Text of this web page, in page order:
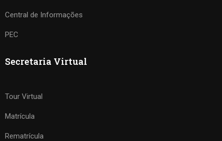
Central de Informações
PEC
Secretaria Virtual
Tour Virtual
Matrícula
Rematrícula